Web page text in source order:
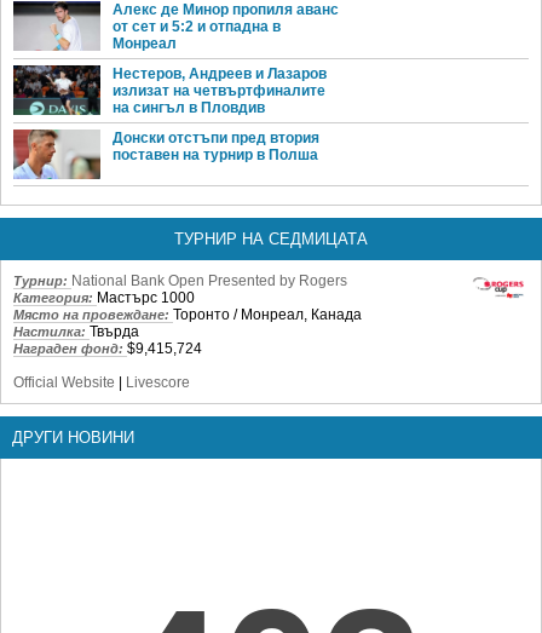
Алекс де Минор пропиля аванс
от сет и 5:2 и отпадна в
Монреал
Нестеров, Андреев и Лазаров
излизат на четвъртфиналите
на сингъл в Пловдив
Донски отстъпи пред втория
поставен на турнир в Полша
ТУРНИР НА СЕДМИЦАТА
Турнир: National Bank Open Presented by Rogers
Категория: Мастърс 1000
Място на провеждане: Торонто / Монреал, Канада
Настилка: Твърда
Награден фонд: $9,415,724
Official Website | Livescore
ДРУГИ НОВИНИ